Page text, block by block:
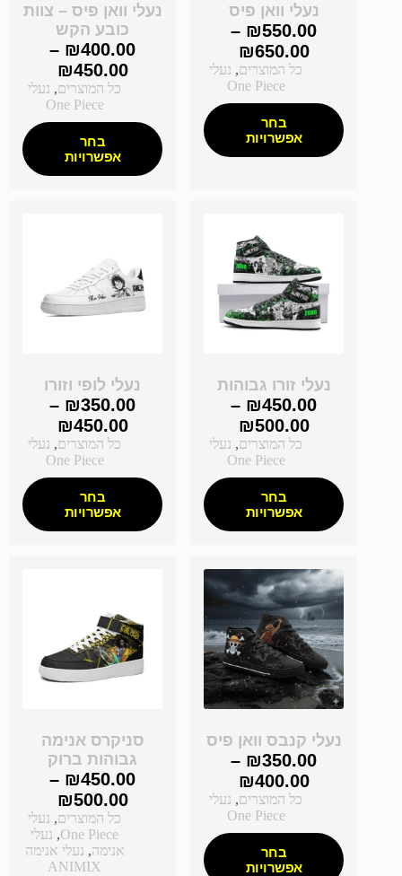
נעלי וואן פיס
₪550.00
–
₪650.00
כל המוצרים, נעלי
One Piece
בחר
אפשרויות
נעלי וואן פיס – צוות
כובע הקש
₪400.00
–
₪450.00
כל המוצרים, נעלי
One Piece
בחר
אפשרויות
נעלי זורו גבוהות
₪450.00
–
₪500.00
כל המוצרים, נעלי
One Piece
בחר
אפשרויות
נעלי לופי וזורו
₪350.00
–
₪450.00
כל המוצרים, נעלי
One Piece
בחר
אפשרויות
נעלי קנבס וואן פיס
₪350.00
–
₪400.00
כל המוצרים, נעלי
One Piece
בחר
אפשרויות
סניקרס אנימה
גבוהות ברוק
₪450.00
–
₪500.00
כל המוצרים, נעלי
One Piece
, נעלי
אנימה, נעלי אנימה
ANIMIX